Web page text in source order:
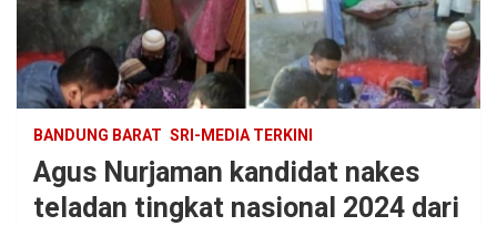
BANDUNG BARAT SRI-MEDIA TERKINI
Agus Nurjaman kandidat nakes
teladan tingkat nasional 2024 dari